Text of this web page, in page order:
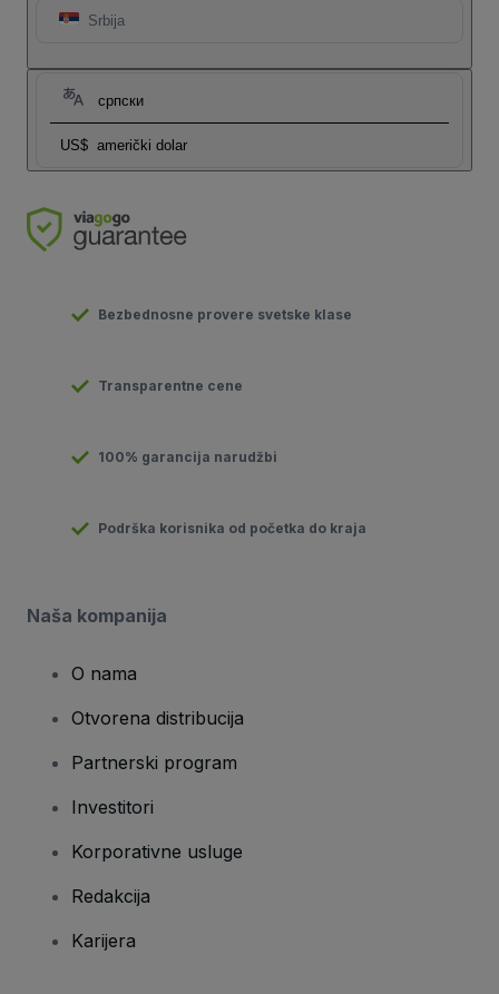
Srbija
српски
US$ američki dolar
Bezbednosne provere svetske klase
Transparentne cene
100% garancija narudžbi
Podrška korisnika od početka do kraja
Naša kompanija
O nama
Otvorena distribucija
Partnerski program
Investitori
Korporativne usluge
Redakcija
Karijera